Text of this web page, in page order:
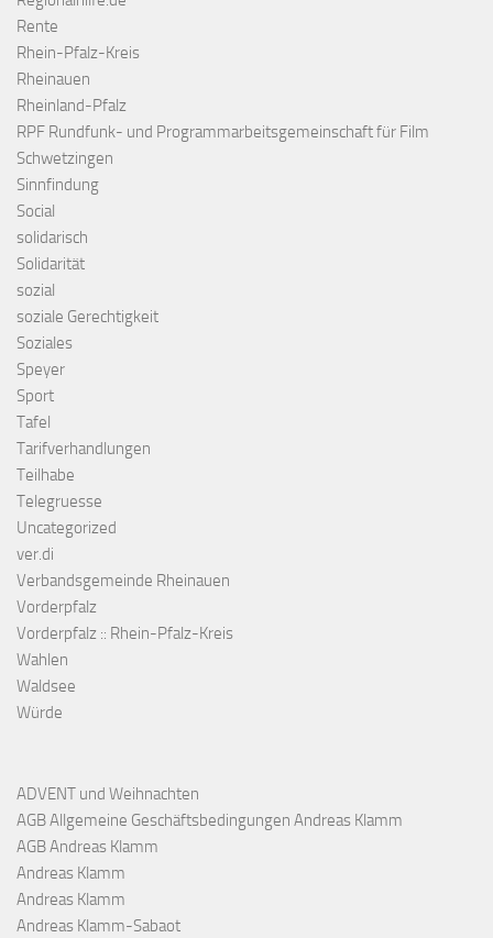
Rente
Rhein-Pfalz-Kreis
Rheinauen
Rheinland-Pfalz
RPF Rundfunk- und Programmarbeitsgemeinschaft für Film
Schwetzingen
Sinnfindung
Social
solidarisch
Solidarität
sozial
soziale Gerechtigkeit
Soziales
Speyer
Sport
Tafel
Tarifverhandlungen
Teilhabe
Telegruesse
Uncategorized
ver.di
Verbandsgemeinde Rheinauen
Vorderpfalz
Vorderpfalz :: Rhein-Pfalz-Kreis
Wahlen
Waldsee
Würde
ADVENT und Weihnachten
AGB Allgemeine Geschäftsbedingungen Andreas Klamm
AGB Andreas Klamm
Andreas Klamm
Andreas Klamm
Andreas Klamm-Sabaot